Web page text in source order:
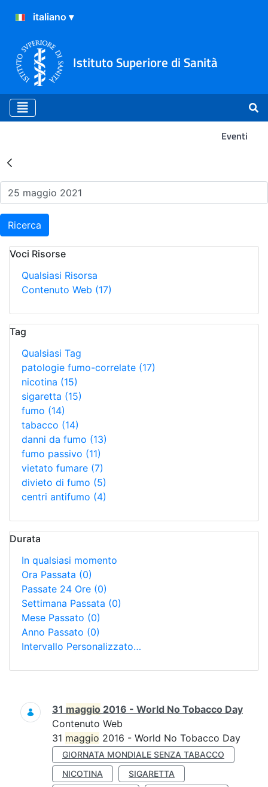
Istituto Superiore di Sanità
Eventi
Risultati della Ricerca -
Ricerca
Voci Risorse
Qualsiasi Risorsa
Contenuto Web (17)
Tag
Qualsiasi Tag
patologie fumo-correlate (17)
nicotina (15)
sigaretta (15)
fumo (14)
tabacco (14)
danni da fumo (13)
fumo passivo (11)
vietato fumare (7)
divieto di fumo (5)
centri antifumo (4)
Durata
In qualsiasi momento
Ora Passata (0)
Passate 24 Ore (0)
Settimana Passata (0)
Mese Passato (0)
Anno Passato (0)
Intervallo Personalizzato…
Ricerca
31 maggio 2016 - World No Tobacco Day
Contenuto Web
31 maggio 2016 - World No Tobacco Day
GIORNATA MONDIALE SENZA TABACCO
NICOTINA
SIGARETTA